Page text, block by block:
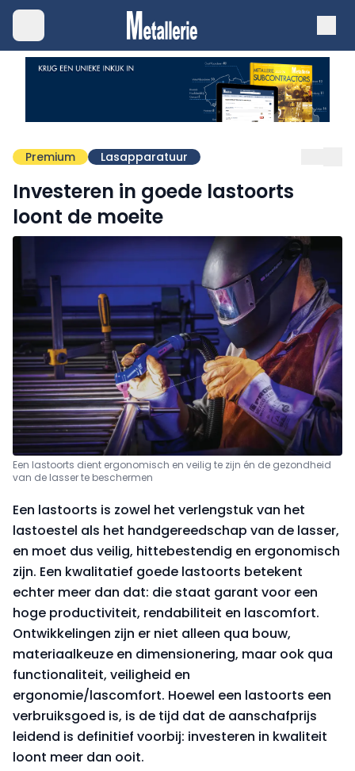
Premium Lasapparatuur
Investeren in goede lastoorts
loont de moeite
Een lastoorts dient ergonomisch en veilig te zijn én de gezondheid
van de lasser te beschermen
Een lastoorts is zowel het verlengstuk van het
lastoestel als het handgereedschap van de lasser,
en moet dus veilig, hittebestendig en ergonomisch
zijn. Een kwalitatief goede lastoorts betekent
echter meer dan dat: die staat garant voor een
hoge productiviteit, rendabiliteit en lascomfort.
Ontwikkelingen zijn er niet alleen qua bouw,
materiaalkeuze en dimensionering, maar ook qua
functionaliteit, veiligheid en
ergonomie/lascomfort. Hoewel een lastoorts een
verbruiksgoed is, is de tijd dat de aanschafprijs
leidend is definitief voorbij: investeren in kwaliteit
loont meer dan ooit.